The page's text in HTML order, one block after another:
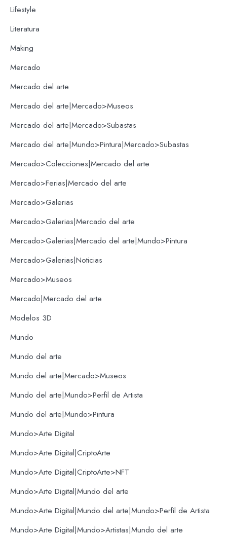
Lifestyle
Literatura
Making
Mercado
Mercado del arte
Mercado del arte|Mercado>Museos
Mercado del arte|Mercado>Subastas
Mercado del arte|Mundo>Pintura|Mercado>Subastas
Mercado>Colecciones|Mercado del arte
Mercado>Ferias|Mercado del arte
Mercado>Galerias
Mercado>Galerias|Mercado del arte
Mercado>Galerias|Mercado del arte|Mundo>Pintura
Mercado>Galerias|Noticias
Mercado>Museos
Mercado|Mercado del arte
Modelos 3D
Mundo
Mundo del arte
Mundo del arte|Mercado>Museos
Mundo del arte|Mundo>Perfil de Artista
Mundo del arte|Mundo>Pintura
Mundo>Arte Digital
Mundo>Arte Digital|CriptoArte
Mundo>Arte Digital|CriptoArte>NFT
Mundo>Arte Digital|Mundo del arte
Mundo>Arte Digital|Mundo del arte|Mundo>Perfil de Artista
Mundo>Arte Digital|Mundo>Artistas|Mundo del arte